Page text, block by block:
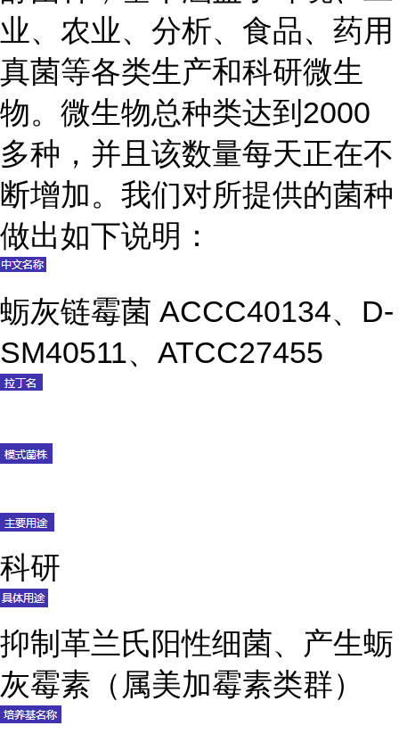
业、农业、分析、食品、药用
真菌等各类生产和科研微生
物。微生物总种类达到2000
多种，并且该数量每天正在不
断增加。我们对所提供的菌种
做出如下说明：
蛎灰链霉菌 ACCC40134、D-
SM40511、ATCC27455
科研
抑制革兰氏阳性细菌、产生蛎
灰霉素（属美加霉素类群）